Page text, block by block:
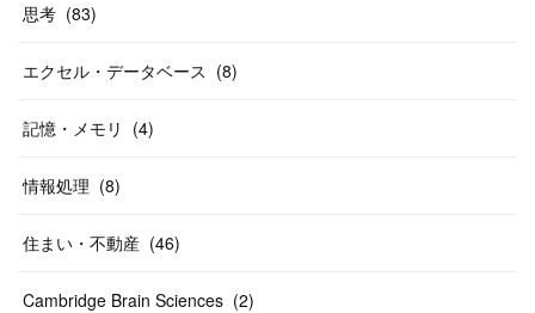
思考 (83)
エクセル・データベース (8)
記憶・メモリ (4)
情報処理 (8)
住まい・不動産 (46)
Cambridge Brain Sciences (2)